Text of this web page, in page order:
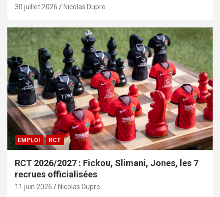
30 juillet 2026 Nicolas Dupre
EMPLOI RCT
RCT 2026/2027 : Fickou, Slimani, Jones, les 7
recrues officialisées
11 juin 2026 Nicolas Dupre